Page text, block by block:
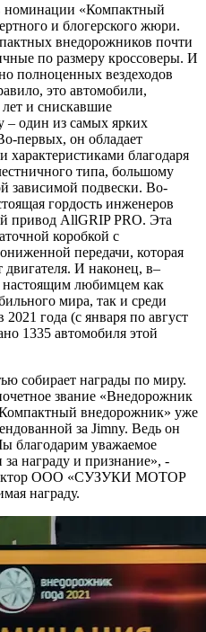
номинации «Компактный
и блогерского жюри.
внедорожников почти
по размеру кроссоверы. И
полноценных вездеходов
это автомобили,
и снискавшие
– один из самых ярких
первых, он обладает
благодаря
типа, большому
зависимой подвески. Во-
гордость инженеров
привод AllGRIP PRO. Эта
коробкой с
передачи, которая
И наконец, в–
настоящим любимцем как
мира, так и среди
года (с января по август
1335 автомобиля этой
собирает награды по миру.
звание «Внедорожник
внедорожник» уже
за Jimny. Ведь он
благодарим уважаемое
награду и признание», -
ООО «СУЗУКИ МОТОР
награду.